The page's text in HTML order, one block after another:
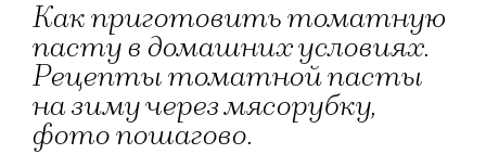
Как приготовить томатную
пасту в домашних условиях.
Рецепты томатной пасты
на зиму через мясорубку,
фото пошагово.